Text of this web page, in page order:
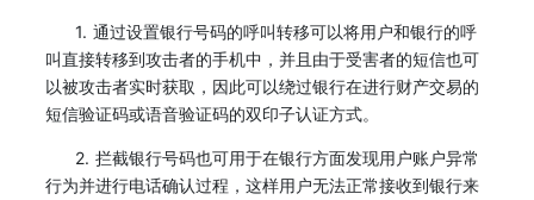
1. 通过设置银行号码的呼叫转移可以将用户和银行的呼
叫直接转移到攻击者的手机中，并且由于受害者的短信也可
以被攻击者实时获取，因此可以绕过银行在进行财产交易的
短信验证码或语音验证码的双印子认证方式。
2. 拦截银行号码也可用于在银行方面发现用户账户异常
行为并进行电话确认过程，这样用户无法正常接收到银行来